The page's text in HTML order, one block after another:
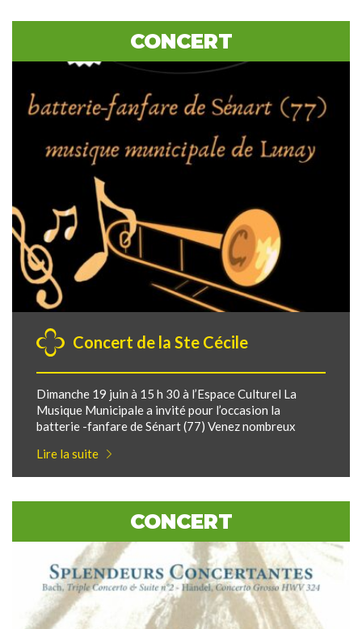
CONCERT
Concert de la Ste Cécile
Dimanche 19 juin à 15 h 30 à l’Espace Culturel La
Musique Municipale a invité pour l’occasion la
batterie -fanfare de Sénart (77) Venez nombreux
Lire la suite
CONCERT